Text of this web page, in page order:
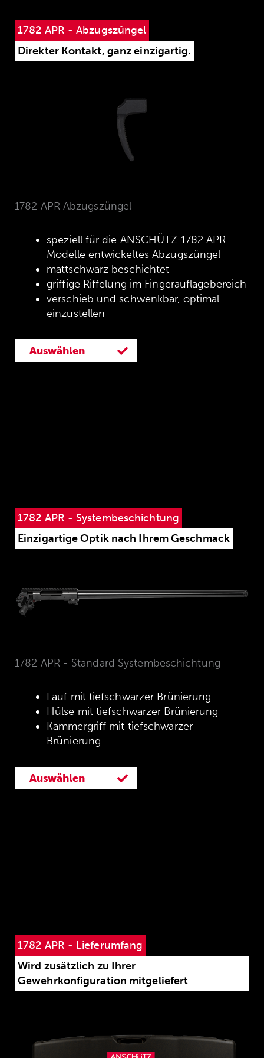
1782 APR - Abzugszüngel
Direkter Kontakt, ganz einzigartig.
1782 APR Abzugszüngel
speziell für die ANSCHÜTZ 1782 APR
Modelle entwickeltes Abzugszüngel
mattschwarz beschichtet
griffige Riffelung im Fingerauflagebereich
verschieb und schwenkbar, optimal
einzustellen
Auswählen
1782 APR - Systembeschichtung
Einzigartige Optik nach Ihrem Geschmack
1782 APR - Standard Systembeschichtung
Lauf mit tiefschwarzer Brünierung
Hülse mit tiefschwarzer Brünierung
Kammergriff mit tiefschwarzer
Brünierung
Auswählen
1782 APR - Lieferumfang
Wird zusätzlich zu Ihrer
Gewehrkonfiguration mitgeliefert